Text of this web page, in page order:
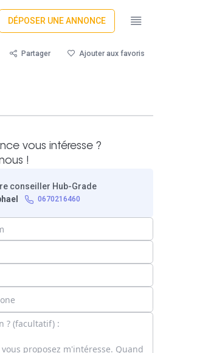
DÉPOSER UNE ANNONCE
Partager Ajouter aux favoris
vous intéresse ?
!
conseiller Hub-Grade
0670216460